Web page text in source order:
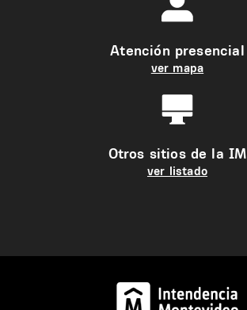
Atención presencial
ver mapa
Otros sitios de la IM
ver listado